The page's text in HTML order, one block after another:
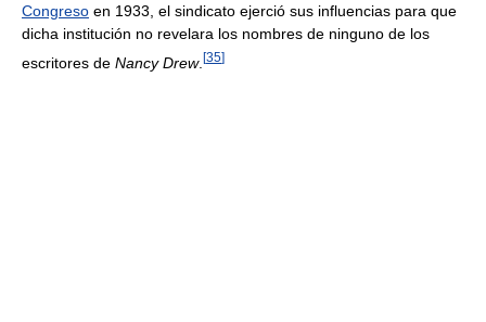
Congreso en 1933, el sindicato ejerció sus influencias para que
dicha institución no revelara los nombres de ninguno de los
escritores de Nancy Drew. [35]